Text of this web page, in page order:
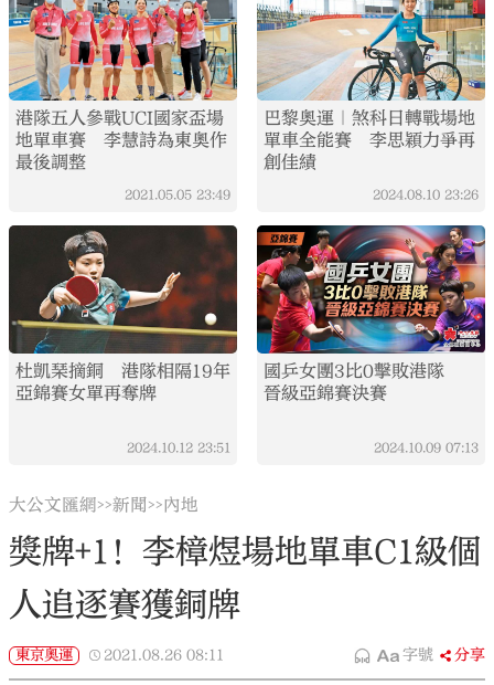
港隊五人參戰UCI國家盃場
地單車賽 李慧詩為東奧作
最後調整
2021.05.05 23:49
巴黎奧運｜煞科日轉戰場地
單車全能賽 李思穎力爭再
創佳績
2024.08.10 23:26
杜凱琹摘銅 港隊相隔19年
亞錦賽女單再奪牌
2024.10.12 23:51
國乒女團3比0擊敗港隊
晉級亞錦賽決賽
2024.10.09 07:13
大公文匯網>>新聞>>內地
獎牌+1！李樟煜場地單車C1級個
人追逐賽獲銅牌
東京奧運 2021.08.26 08:11 字號 分享